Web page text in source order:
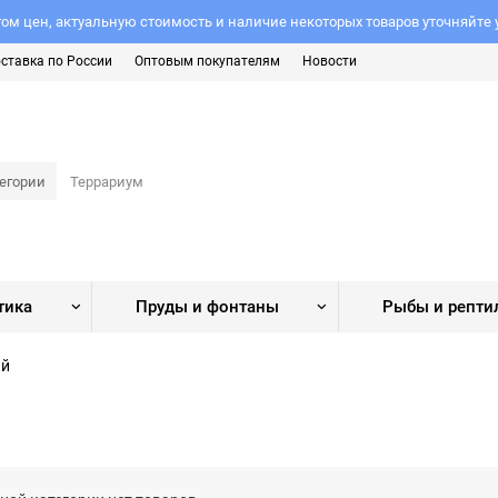
цен, актуальную стоимость и наличие некоторых товаров
по России Оптовым покупателям Новости
Пруды и фонтаны Рыбы и